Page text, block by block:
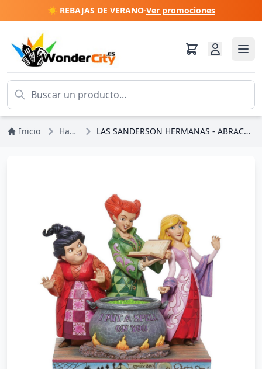
☀️ REBAJAS DE VERANO·Ver promociones
Inicio Halloween LAS SANDERSON HERMANAS - ABRACADABRA - DISNEY TRADITIONS